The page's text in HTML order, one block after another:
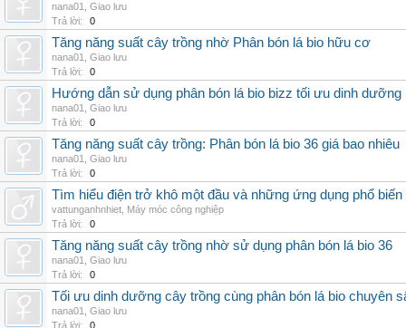
nana01
Giao lưu
Trả lời:
0
Tăng năng suất cây trồng nhờ Phân bón lá bio hữu cơ
nana01
Giao lưu
Trả lời:
0
Hướng dẫn sử dụng phân bón lá bio bizz tối ưu dinh dưỡng
nana01
Giao lưu
Trả lời:
0
Tăng năng suất cây trồng: Phân bón lá bio 36 giá bao nhiêu
nana01
Giao lưu
Trả lời:
0
Tìm hiểu điện trở khô một đầu và những ứng dụng phổ
vattunganhnhiet Máy móc công nghiệp
Trả lời:
0
Tăng năng suất cây trồng nhờ sử dụng phân bón lá bio 36
nana01
Giao lưu
Trả lời:
0
Tối ưu dinh dưỡng cây trồng cùng phân bón lá bio chuyên
nana01
Giao lưu
Trả lời:
0